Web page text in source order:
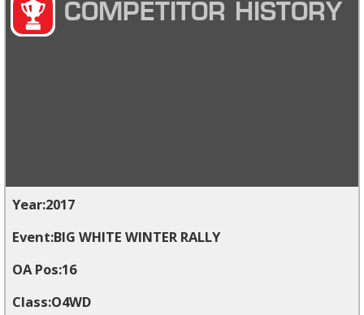
COMPETITOR HISTORY
2017
BIG WHITE WINTER RALLY
16
O4WD